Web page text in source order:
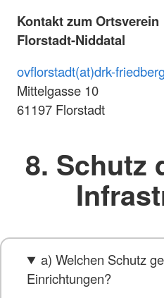
Kontakt zum Ortsverein
Florstadt-Niddatal
ovflorstadt(at)drk-
Mittelgasse 10
61197 Florstadt
8. Schutz
a) Welchen Schutz
Einrichtungen?